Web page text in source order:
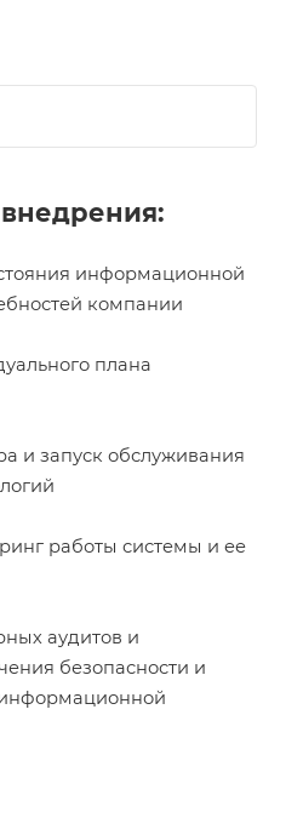
информационной
компании
плана
и запуск обслуживания
работы системы и ее
аудитов и
безопасности и